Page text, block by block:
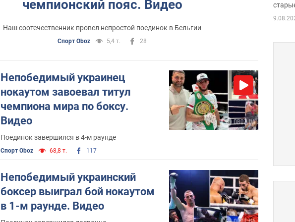
чемпионский пояс. Видео
Наш соотечественник провел непростой поединок в Бельгии
Спорт Oboz 5,4 т. 28
Непобедимый украинец
нокаутом завоевал титул
чемпиона мира по боксу.
Видео
Поединок завершился в 4-м раунде
Спорт Oboz 68,8 т. 117
Непобедимый украинский
боксер выиграл бой нокаутом
в 1-м раунде. Видео